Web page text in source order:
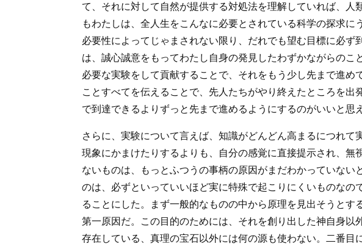
て、それに対して自然が提供する対処法を理解していれば、
もわたしは、全人生をこんなに必要とされている科学の探求
必要性によってじゃまされない限り、だれでも望む目標に必
は、誠心誠意をもってわたし自身の発見したわずかながらの
必要な実験をして貢献することで、それをもう少し先まで進
ことすべてを伝えることで、先人たちがやり終えたところを
で到達できるよりずっと先まで進めるようにするのがいいと思
さらに、実験について言えば、知識がどんどん高まるにつれ
現象にかまけたりするよりも、自分の感覚に直接提示され、
ないものは、もっとふつうの事柄の原因がまだわかっていな
のは、必ずといっていいほど実に特殊で起こりにくいものな
ることにした。まず一般的なものの中から原理を見出そうと
第一原因だ。この目的のためには、それを創り出した神自身
存在している、真理の宝石以外には何の源も使わない。二番